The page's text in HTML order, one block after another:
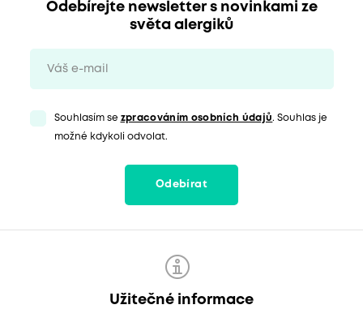
Odebírejte newsletter s novinkami ze
světa alergiků
Souhlasím se zpracováním osobních údajů. Souhlas je
možné kdykoli odvolat.
Odebírat
Užitečné informace